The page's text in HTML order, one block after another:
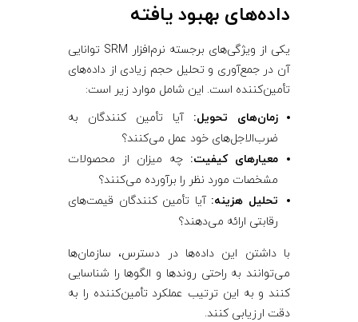
داده‌های بهبود یافته
یکی از ویژگی‌های برجسته نرم‌افزار SRM توانایی
آن در جمع‌آوری و تحلیل حجم زیادی از داده‌های
تأمین‌کننده است. این شامل موارد زیر است:
زمان‌های تحویل: آیا تأمین ‌کنندگان به
ضرب‌الاجل‌های خود عمل می‌کنند؟
معیارهای کیفیت: چه میزان از محصولات
مشخصات مورد نظر را برآورده می‌کنند؟
تحلیل هزینه: آیا تأمین ‌کنندگان قیمت‌های
رقابتی ارائه می‌دهند؟
با داشتن این داده‌ها در دسترس، سازمان‌ها
می‌توانند به راحتی روندها و الگوها را شناسایی
کنند و به این ترتیب عملکرد تأمین‌کننده را به
دقت ارزیابی کنند.